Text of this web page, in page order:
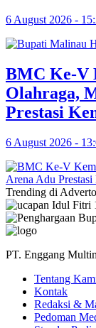
6 August 2026 -
BMC Ke-V
Olahraga,
Prestasi
6 August 2026 -
Trending di
PT. Enggang
Tentang
Kontak
Redaksi &
Pedoman